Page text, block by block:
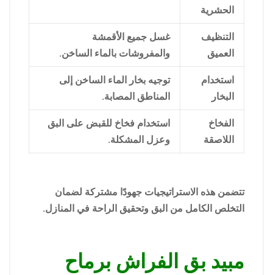
الحشرية
التنظيف
العميق
غسل جميع الأقمشة
والمفروشات بالماء الساخن.
استخدام
البخار
توجيه بخار الماء الساخن إلى
المناطق المصابة.
الفخاخ
اللاصقة
استخدام فخاخ للقبض على البق
وعزل المشكلة.
تتضمن هذه الاستراتيجيات جهودًا مشتركة لضمان
التخلص الكامل من البق وتحقيق الراحة في المنازل.
مبيد بق الفراش برماح